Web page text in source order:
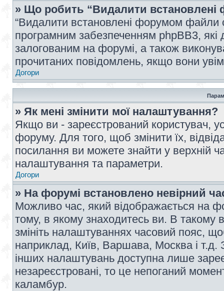
» Що робить “Видалити
“Видалити встановлені форумом файли
програмним забезпеченням phpBB3,
залогованим на форумі, а також
прочитаних повідомлень, якщо вони
Догори
» Як мені змінити мої налаштування?
Якщо ви - зареєстрований користувач,
форуму. Для того, щоб змінити їх,
посилання ви можете знайти у верхній
налаштування та параметри.
Догори
» На форумі встановлено невірний
Можливо час, який відображається на
тому, в якому знаходитесь ви. В такому
змініть налаштуваннях часовий пояс,
наприклад, Київ, Варшава, Москва і т.д.
інших налаштувань доступна лише
незареєстровані, то це непоганий
каламбур.